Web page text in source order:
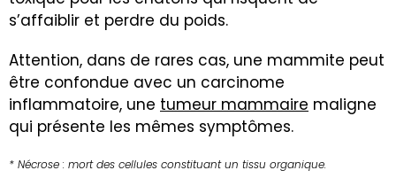
s’affaiblir et perdre du poids.
Attention, dans de rares cas, une mammite peut
être confondue avec un carcinome
inflammatoire, une tumeur mammaire maligne
qui présente les mêmes symptômes.
* Nécrose : mort des cellules constituant un tissu organique.